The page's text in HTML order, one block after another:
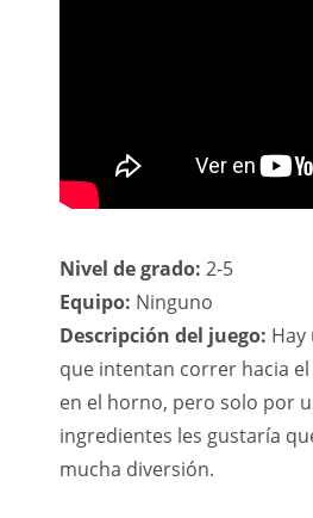
Nivel de grado: 2-5
Equipo: Ninguno
Descripción del juego: Hay
que intentan correr hacia
en el horno, pero solo por
ingredientes les gustaría
mucha diversión.